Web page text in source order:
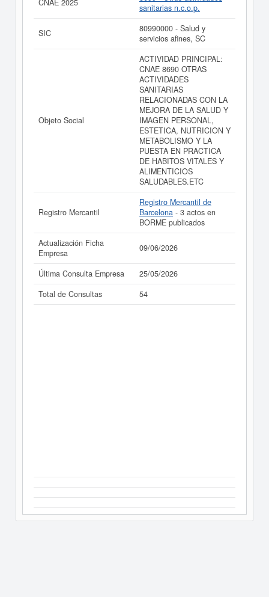
La última actualización del informe de empresa se ha
realizado el 09/06/2026.
CNAE 2025
sanitarias n.c.o.p.
SIC
80990000 - Salud y
servicios afines, SC
Objeto Social
ACTIVIDAD PRINCIPAL:
CNAE 8690 OTRAS
ACTIVIDADES
SANITARIAS
RELACIONADAS CON LA
MEJORA DE LA SALUD Y
IMAGEN PERSONAL,
ESTETICA, NUTRICION Y
METABOLISMO Y LA
PUESTA EN PRACTICA
DE HABITOS VITALES Y
ALIMENTICIOS
SALUDABLES.ETC
Registro Mercantil
Registro Mercantil de
Barcelona - 3 actos en
BORME publicados
Actualización Ficha
Empresa
09/06/2026
Última Consulta Empresa
25/05/2026
Total de Consultas
54